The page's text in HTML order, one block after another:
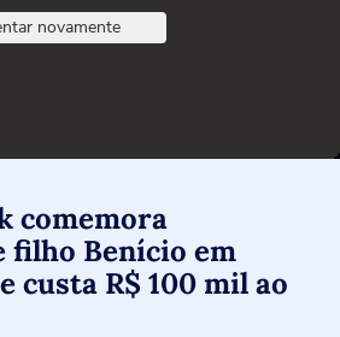
novamente
comemora
filho Benício em
custa R$ 100 mil ao